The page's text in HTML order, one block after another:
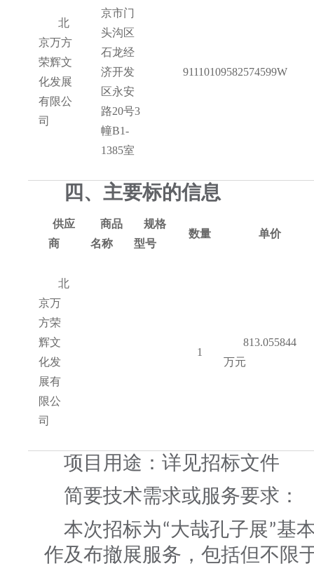
北
京万方
荣辉文
化发展
有限公
司
京市门
头沟区
石龙经
济开发
区永安
路20号3
幢B1-
1385室
91110109582574599W
四、主要标的信息
供应
商
商品
名称
规格
型号
数量 单价
北
京万
方荣
辉文
化发
展有
限公
司
1
813.055844
万元
项目用途：详见招标文件
简要技术需求或服务要求：
本次招标为“大哉孔子展”基
作及布撤展服务，包括但不限